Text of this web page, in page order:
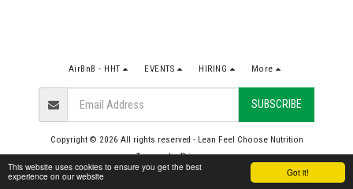
Got it!
This website uses cookies to ensure you get the best
experience on our website
AirBnB - HHT EVENTS HIRING More
SUBSCRIBE
Copyright © 2026 All rights reserved - Lean Feel Choose Nutrition
Terms|Privacy